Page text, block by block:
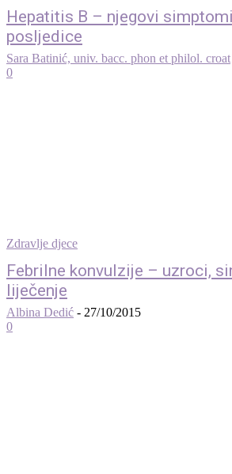
Hepatitis B – njegovi
posljedice
Sara Batinić, univ. bacc. phon et philol. croat
0
Zdravlje djece
Febrilne konvulzije – uzroci,
liječenje
Albina Dedić - 27/10/2015
0